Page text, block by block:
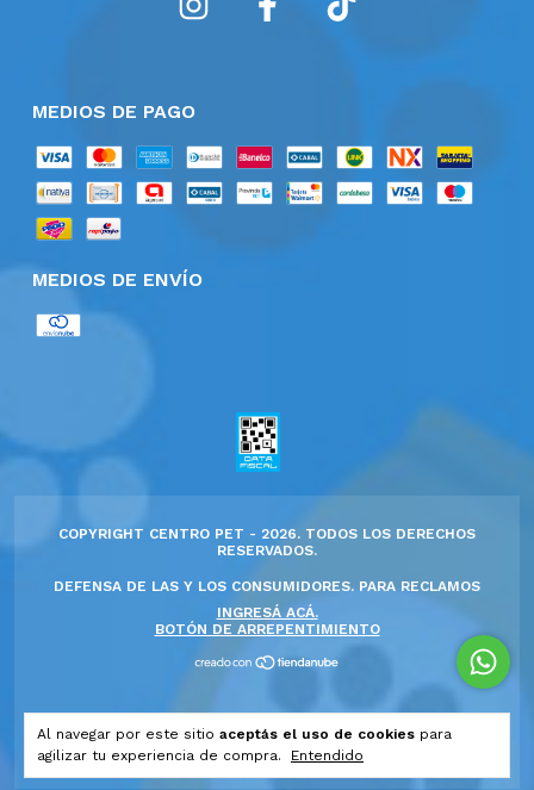
Al navegar por este sitio aceptás el uso de cookies para
agilizar tu experiencia de compra.
Entendido
MEDIOS DE PAGO
MEDIOS DE ENVÍO
COPYRIGHT CENTRO PET - 2026. TODOS LOS DERECHOS
RESERVADOS.
DEFENSA DE LAS Y LOS CONSUMIDORES. PARA RECLAMOS
INGRESÁ ACÁ.
BOTÓN DE ARREPENTIMIENTO